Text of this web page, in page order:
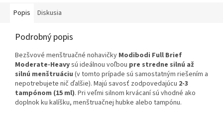
Popis Diskusia
Podrobný popis
Bezšvové menštruačné nohavičky Modibodi Full Brief
Moderate-Heavysú ideálnou voľbou pre stredne silnú až
silnú menštruáciu (v tomto prípade sú samostatným riešením a
nepotrebujete nič ďalšie). Majú savosť zodpovedajúcu 2-3
tampónom (15 ml). Pri veľmi silnom krvácaní sú vhodné ako
doplnok ku kalíšku, menštruačnej hubke alebo tampónu.